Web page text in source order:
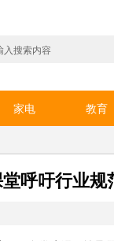
家电 教育
呼吁行业规